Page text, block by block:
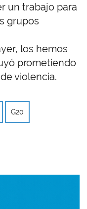
un trabajo para
grupos
los hemos
prometiendo
violencia.
G20